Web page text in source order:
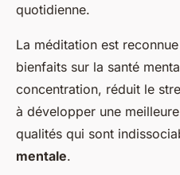
quotidienne.
La méditation est
bienfaits sur la santé
concentration, réduit le
à développer une
qualités qui sont
mentale.